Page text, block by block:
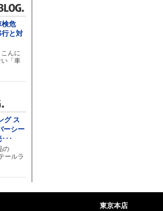
東京本店